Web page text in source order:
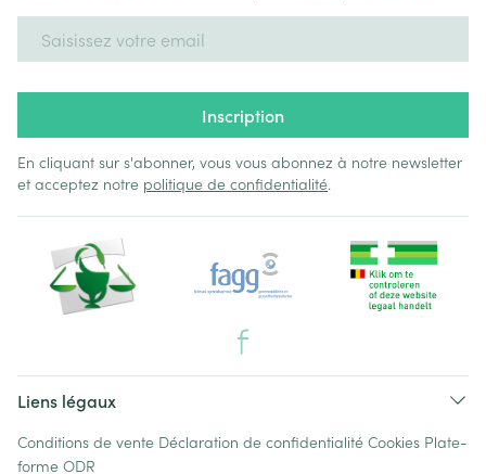
Inscription
En cliquant sur s'abonner, vous vous abonnez à notre newsletter
et acceptez notre politique de confidentialité.
Liens légaux
Conditions de vente Déclaration de confidentialité Cookies Plate-
forme ODR